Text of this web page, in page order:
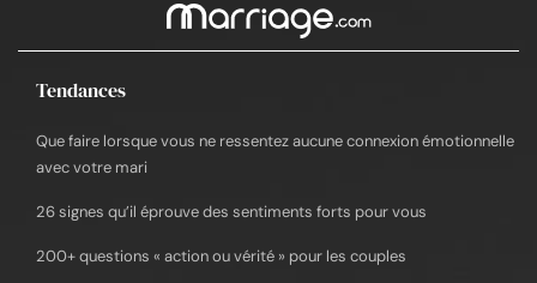
Tendances
Que faire lorsque vous ne ressentez aucune connexion émotionnelle
avec votre mari
26 signes qu’il éprouve des sentiments forts pour vous
200+ questions « action ou vérité » pour les couples